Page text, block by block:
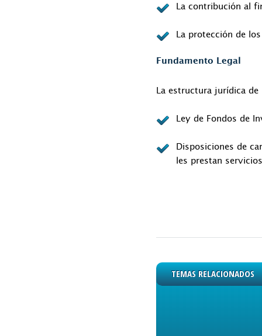
La contribución al
La protección de
Fundamento Legal
La estructura jurídica
Ley de Fondos de
Disposiciones de
les prestan
TEMAS RELACIONADOS